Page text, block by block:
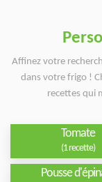
Affinez votre
dans votre frigo !
recettes qui
Tomate
(1 recette)
Pousse